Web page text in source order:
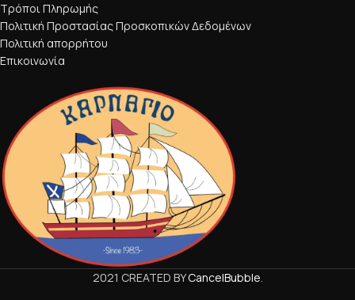
Τρόποι Πληρωμής
Πολιτική Προστασίας Προσκοπικών Δεδομένων
Πολιτική απορρήτου
Επικοινωνία
2021 CREATED BYCancelBubble.